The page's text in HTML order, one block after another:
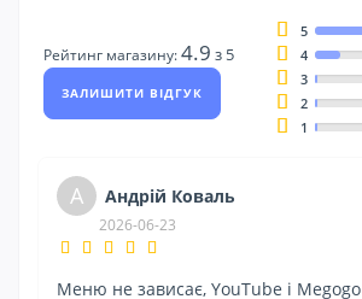
Рейтинг магазину:4.9 з 5
ЗАЛИШИТИ ВІДГУК
5
4
3
2
1
А Андрій Коваль
2026-06-23
Меню не зависає, YouTube і Megogo